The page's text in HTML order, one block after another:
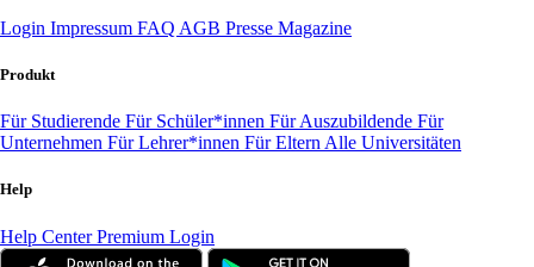
Login Impressum FAQ AGB Presse Magazine
Produkt
Für Studierende Für Schüler*innen Für Auszubildende Für
Unternehmen Für Lehrer*innen Für Eltern Alle Universitäten
Help
Help CenterPremium Login